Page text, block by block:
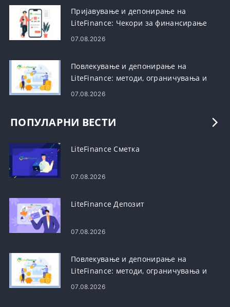
Пријавување и депонирање на
LiteFinance: Чекори за финансирање
на сметка
07.08.2026
Повлекување и депонирање на
LiteFinance: методи, ограничувања и
времиња на обработка
07.08.2026
ПОПУЛАРНИ ВЕСТИ
LiteFinance Сметка
07.08.2026
LiteFinance Депозит
07.08.2026
Повлекување и депонирање на
LiteFinance: методи, ограничувања и
времиња на обработка
07.08.2026